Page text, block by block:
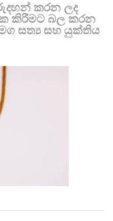
කරන ලද
කිරීමට බල කරන
සත්‍ය සහ යුක්තිය